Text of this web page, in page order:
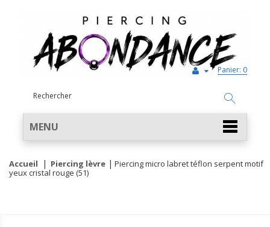
Panier: 0
MENU
Accueil Piercing lèvre
Piercing micro labret téflon serpent motif
yeux cristal rouge (51)